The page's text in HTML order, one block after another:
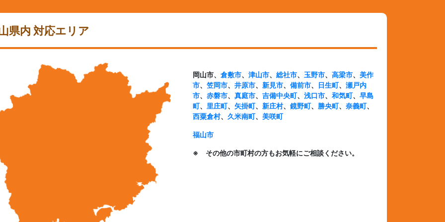
県内 対応エリア
岡山市、 倉敷市、 津山市、 総社市、 玉野市、 高梁市、 美作
市、 笠岡市、 井原市、 新見市、 備前市、 日生町、 瀬戸内
市、 赤磐市、 真庭市、 吉備中央町、 浅口市、 和気町、 早島
町、 里庄町、 矢掛町、 新庄村、 鏡野町、 勝央町、 奈義町、
西粟倉村、 久米南町、 美咲町
福山市
※ その他の市町村の方もお気軽にご相談ください。